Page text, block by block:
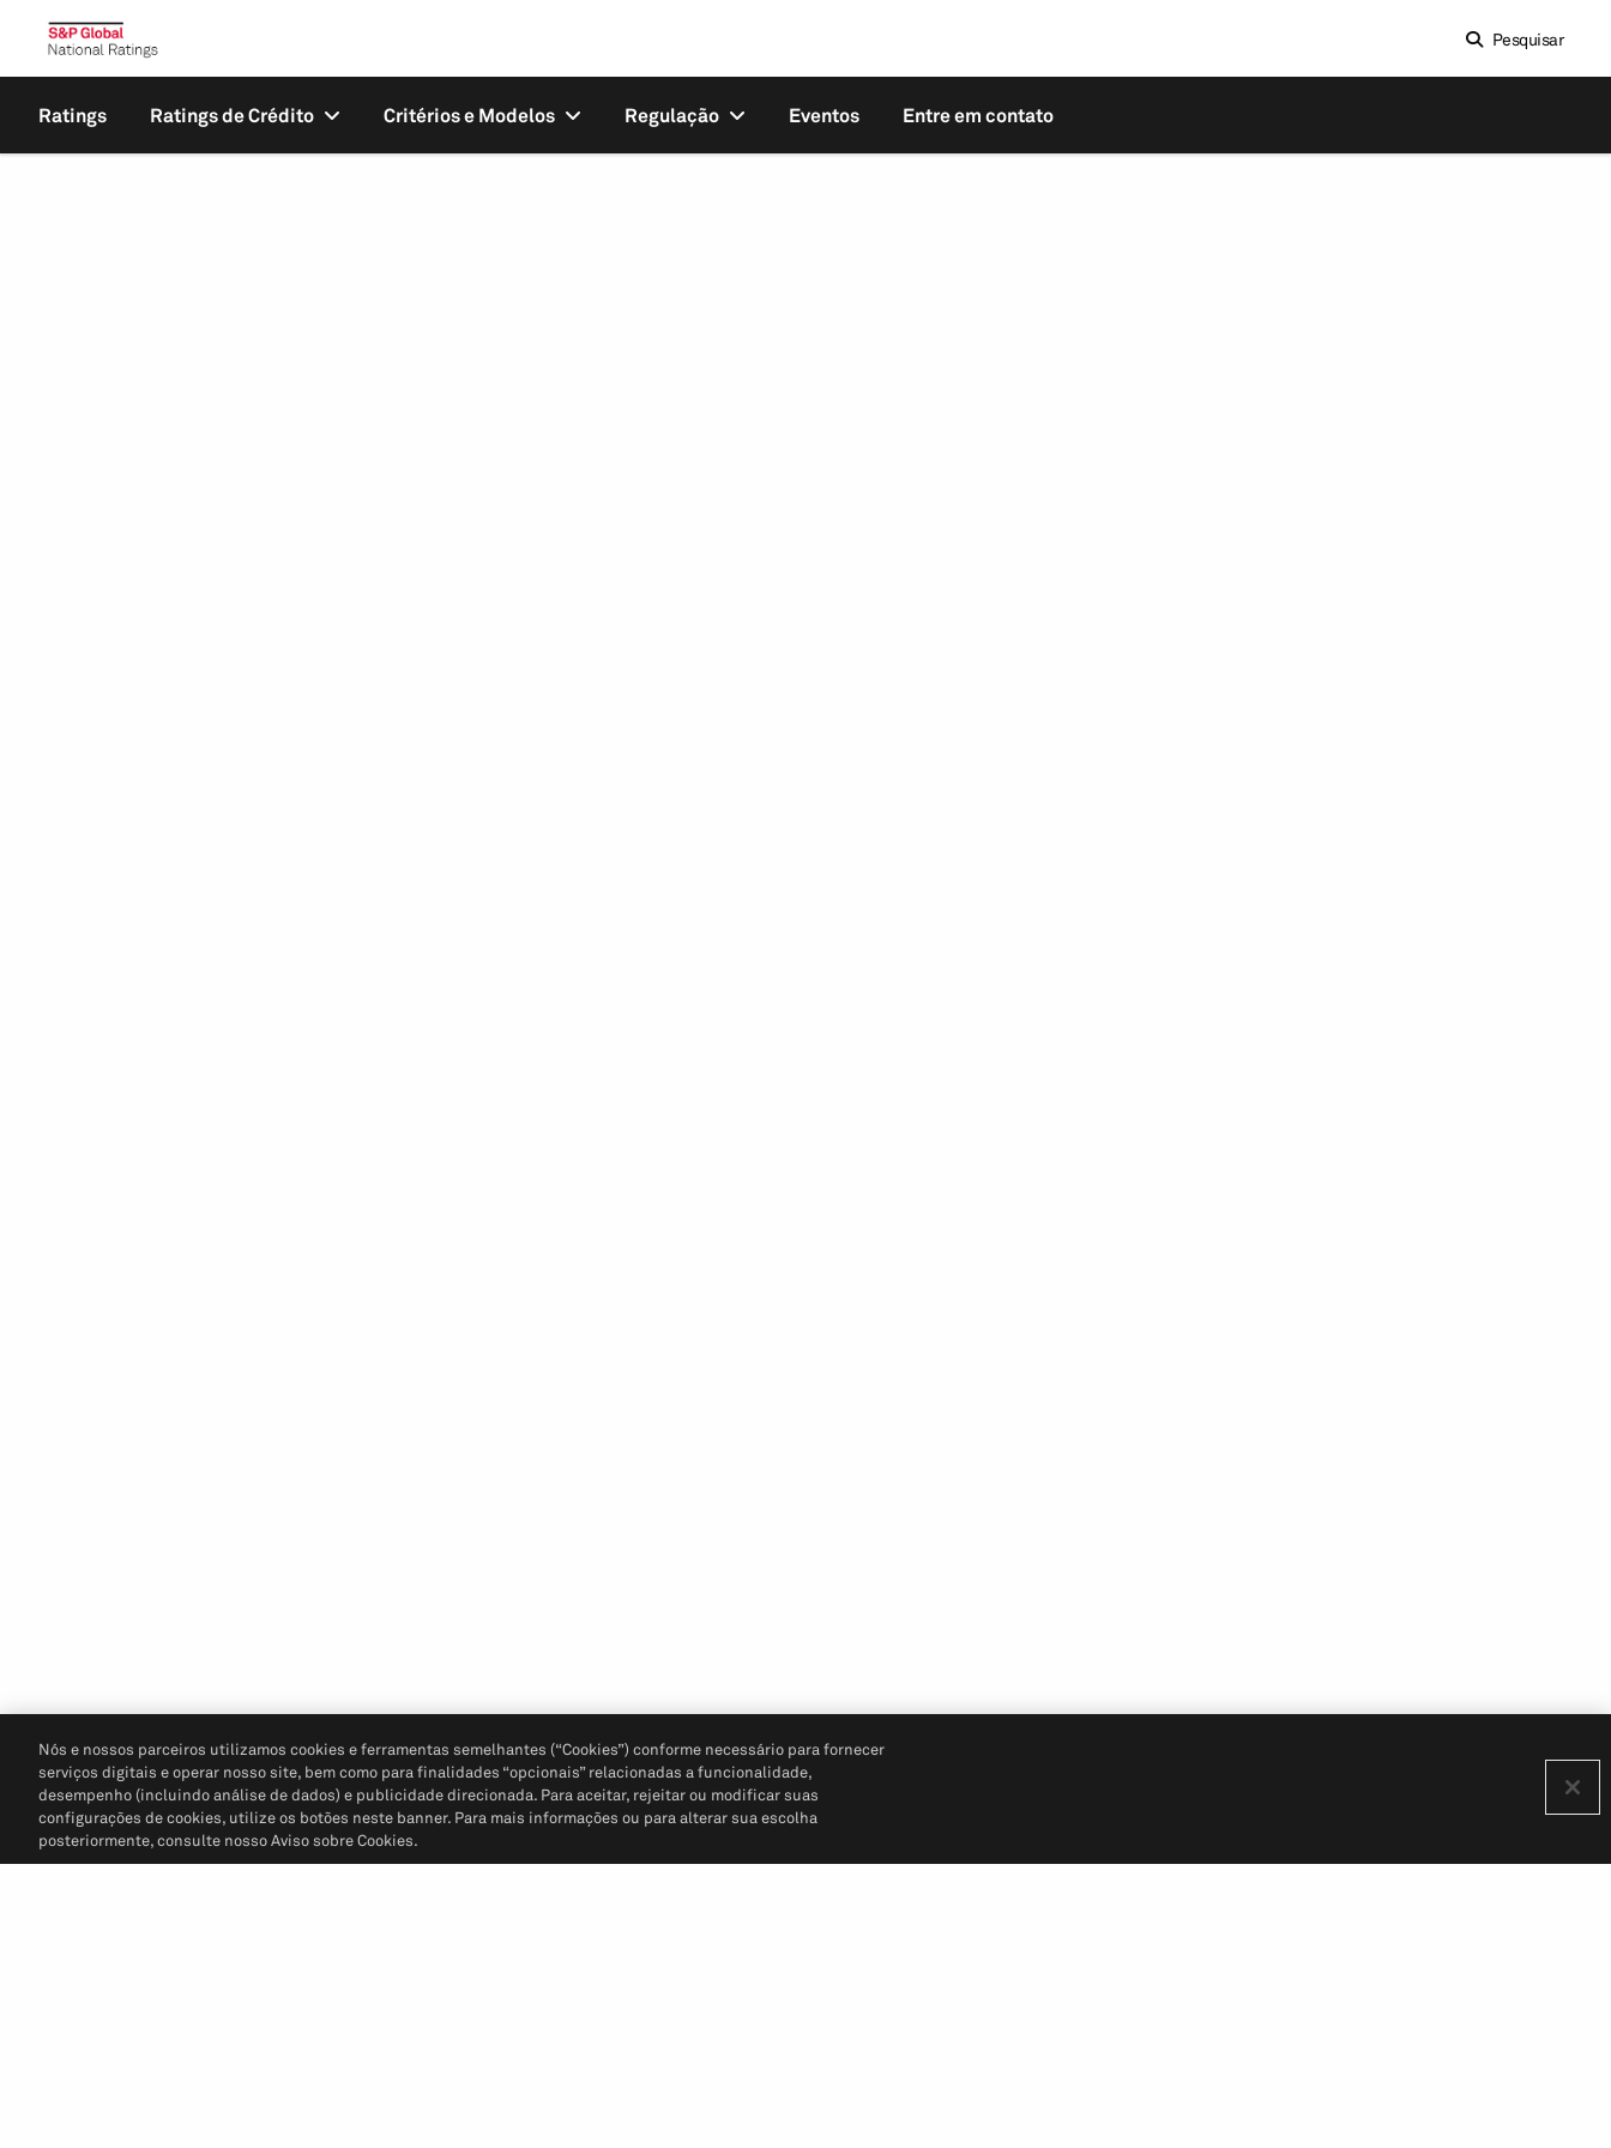
Pesquisar
Ratings Ratings de Crédito Critérios e Modelos Regulação Eventos Entre em contato
Nós e nossos parceiros utilizamos cookies e ferramentas semelhantes (“Cookies”) conforme necessário para fornecer
serviços digitais e operar nosso site, bem como para finalidades “opcionais” relacionadas a funcionalidade,
desempenho (incluindo análise de dados) e publicidade direcionada. Para aceitar, rejeitar ou modificar suas
configurações de cookies, utilize os botões neste banner. Para mais informações ou para alterar sua escolha
posteriormente, consulte nosso Aviso sobre Cookies.